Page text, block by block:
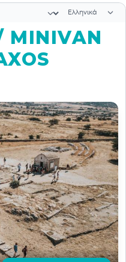
Επιλογή
MINIVAN